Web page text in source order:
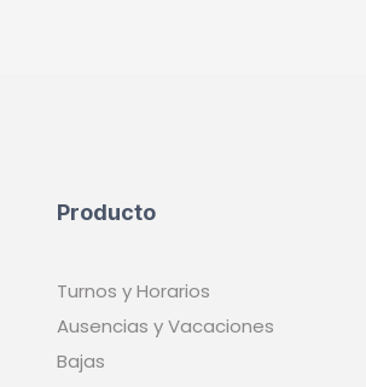
Producto
Turnos y Horarios
Ausencias y Vacaciones
Bajas